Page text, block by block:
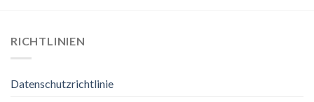
RICHTLINIEN
Datenschutzrichtlinie